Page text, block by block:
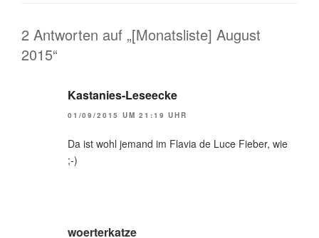
2 Antworten auf „[Monatsliste] August
2015“
Kastanies-Leseecke
01/09/2015 UM 21:19 UHR
Da ist wohl jemand im Flavia de Luce Fieber, wie
;-)
woerterkatze